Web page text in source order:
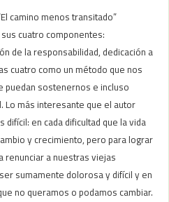
camino menos transitado”
cuatro componentes:
de la responsabilidad, dedicación a
cuatro como un método que nos
puedan sostenernos e incluso
Lo más interesante que el autor
en cada dificultad que la vida
y crecimiento, pero para lograr
renunciar a nuestras viejas
sumamente dolorosa y difícil y en
no queramos o podamos cambiar.